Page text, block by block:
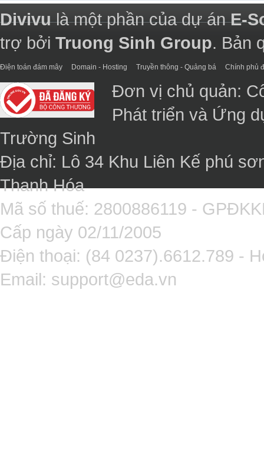
Divivulà một phần của dự ánE-
trợ bởi Truong Sinh Group. Bản
Điện toán đám mây Domain - Hosting Truyền thông - Quảng bá Chính phủ
Đơn vị chủ quản:
Phát triển và Ứng
Trường Sinh
Địa chỉ: Lô 34 Khu Liên Kế phú
Thanh Hóa
Mã số thuế: 2800886119 -
Cấp ngày 02/11/2005
Điện thoại: (84 0237).6612.789 -
Email: support@eda.vn